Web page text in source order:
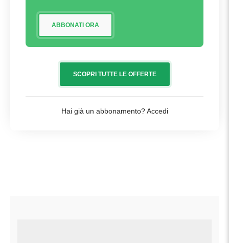
ABBONATI ORA
SCOPRI TUTTE LE OFFERTE
Hai già un abbonamento?Accedi